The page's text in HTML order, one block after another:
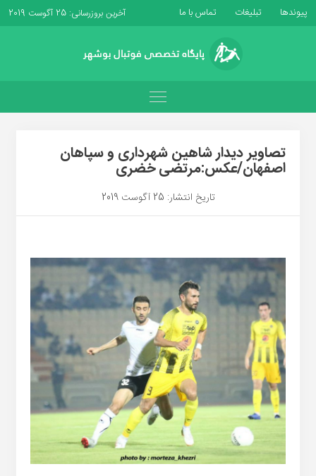
پیوندها تبلیغات تماس با ما آخرین بروزرسانی: 25 آگوست 2019
تصاویر دیدار شاهین شهرداری و سپاهان
اصفهان/عکس:مرتضی خضری
تاریخ انتشار: 25 آگوست 2019